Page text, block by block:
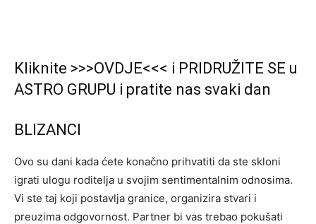
Kliknite >>>OVDJE<<< i PRIDRUŽITE SE u
ASTRO GRUPU i pratite nas svaki dan
BLIZANCI
Ovo su dani kada ćete konačno prihvatiti da ste skloni
igrati ulogu roditelja u svojim sentimentalnim odnosima.
Vi ste taj koji postavlja granice, organizira stvari i
preuzima odgovornost. Partner bi vas trebao pokušati